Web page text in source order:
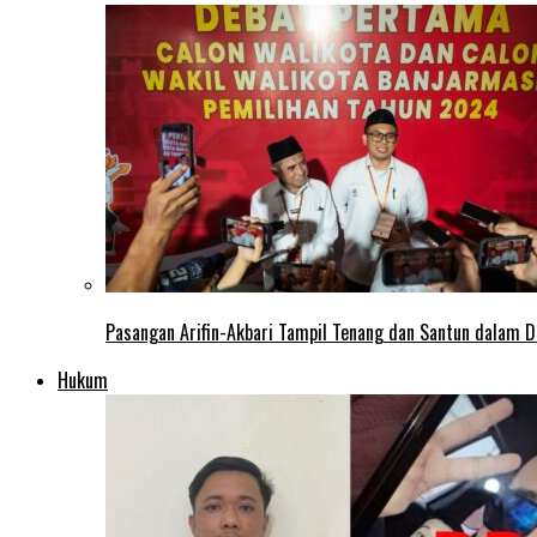
Pasangan Arifin-Akbari Tampil Tenang dan Santun dalam
Hukum